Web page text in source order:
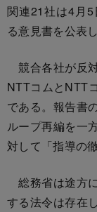
関連21社は4月
る意見書を公表し
競合各社が反
NTTコムとNTT
である。報告書
ループ再編を一
対して「指導の
総務省は途方
する法令は存在